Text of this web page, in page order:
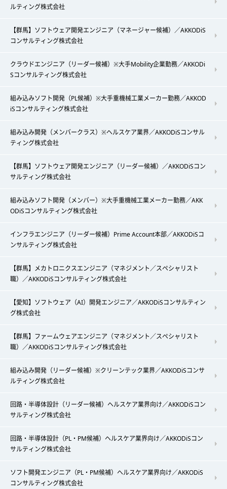
ルティング株式会社
【群馬】ソフトウェア開発エンジニア（マネージャー候補）／AKKODiS
コンサルティング株式会社
クラウドエンジニア（リーダー候補）※大手Mobility企業勤務／AKKODi
Sコンサルティング株式会社
組み込みソフト開発（PL候補）※大手重機械工業メーカー勤務／AKKOD
iSコンサルティング株式会社
組み込み開発（メンバークラス）※ヘルスケア業界／AKKODiSコンサル
ティング株式会社
【群馬】ソフトウェア開発エンジニア（リーダー候補）／AKKODiSコン
サルティング株式会社
組み込みソフト開発（メンバー）※大手重機械工業メーカー勤務／AKK
ODiSコンサルティング株式会社
インフラエンジニア（リーダー候補）Prime Account本部／AKKODiSコ
ンサルティング株式会社
【群馬】メカトロニクスエンジニア（マネジメント／スペシャリスト
職）／AKKODiSコンサルティング株式会社
【愛知】ソフトウェア（AI）開発エンジニア／AKKODiSコンサルティン
グ株式会社
【群馬】ファームウェアエンジニア（マネジメント／スペシャリスト
職）／AKKODiSコンサルティング株式会社
組み込み開発（リーダー候補）※クリーンテック業界／AKKODiSコンサ
ルティング株式会社
回路・半導体設計（リーダー候補）ヘルスケア業界向け／AKKODiSコン
サルティング株式会社
回路・半導体設計（PL・PM候補）ヘルスケア業界向け／AKKODiSコン
サルティング株式会社
ソフト開発エンジニア（PL・PM候補）ヘルスケア業界向け／AKKODiS
コンサルティング株式会社